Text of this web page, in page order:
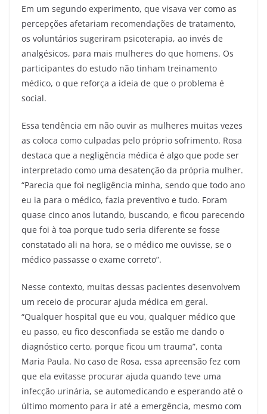
Em um segundo experimento, que visava ver como as
percepções afetariam recomendações de tratamento,
os voluntários sugeriram psicoterapia, ao invés de
analgésicos, para mais mulheres do que homens. Os
participantes do estudo não tinham treinamento
médico, o que reforça a ideia de que o problema é
social.
Essa tendência em não ouvir as mulheres muitas vezes
as coloca como culpadas pelo próprio sofrimento. Rosa
destaca que a negligência médica é algo que pode ser
interpretado como uma desatenção da própria mulher.
“Parecia que foi negligência minha, sendo que todo ano
eu ia para o médico, fazia preventivo e tudo. Foram
quase cinco anos lutando, buscando, e ficou parecendo
que foi à toa porque tudo seria diferente se fosse
constatado ali na hora, se o médico me ouvisse, se o
médico passasse o exame correto”.
Nesse contexto, muitas dessas pacientes desenvolvem
um receio de procurar ajuda médica em geral.
“Qualquer hospital que eu vou, qualquer médico que
eu passo, eu fico desconfiada se estão me dando o
diagnóstico certo, porque ficou um trauma”, conta
Maria Paula. No caso de Rosa, essa apreensão fez com
que ela evitasse procurar ajuda quando teve uma
infecção urinária, se automedicando e esperando até o
último momento para ir até a emergência, mesmo com